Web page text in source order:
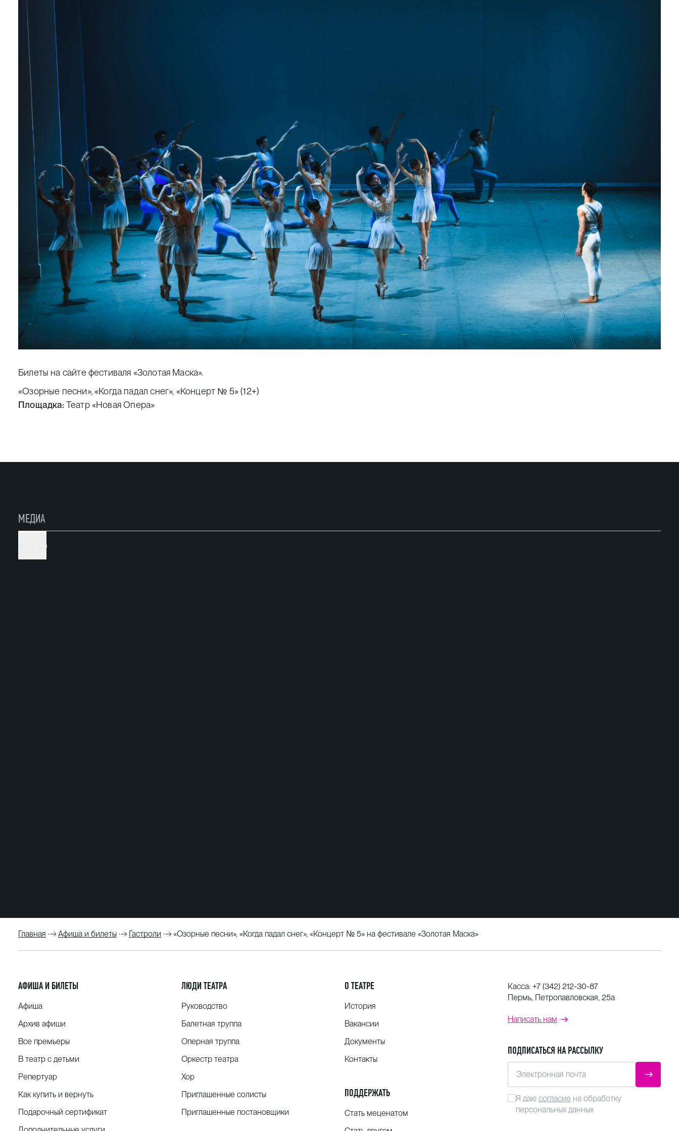
Билеты на сайте фестиваля «Золотая Маска».
«Озорные песни», «Когда падал снег», «Концерт № 5» (12+)
Площадка: Театр «Новая Опера»
МЕДИА
ФОТО (2)
Главная Афиша и билеты Гастроли «Озорные песни», «Когда падал снег», «Концерт № 5» на фестивале «Золотая Маска»
АФИША И БИЛЕТЫ
Афиша
Архив афиши
Все премьеры
В театр с детьми
Репертуар
Как купить и вернуть
Подарочный сертификат
ЛЮДИ ТЕАТРА
Руководство
Балетная труппа
Оперная труппа
Оркестр театра
Хор
Приглашенные солисты
Приглашенные постановщики
О ТЕАТРЕ
История
Вакансии
Документы
Контакты
ПОДДЕРЖАТЬ
Стать меценатом
Касса: +7 (342) 212-30-87
Пермь, Петропавловская, 25а
Написать нам
ПОДПИСАТЬСЯ НА РАССЫЛКУ
Электронная почта
Я даю согласие на обработку
персональных данных